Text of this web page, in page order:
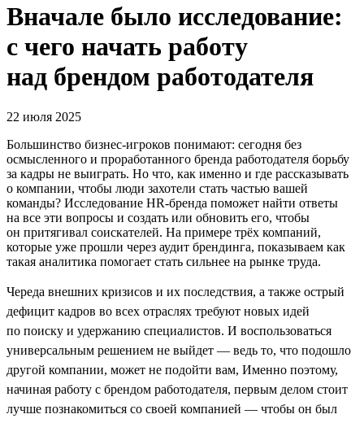
Вначале было исследование:
с чего начать работу
над брендом работодателя
22 июля 2025
Большинство бизнес-игроков понимают: сегодня без
осмысленного и проработанного бренда работодателя борьбу
за кадры не выиграть. Но что, как именно и где рассказывать
о компании, чтобы люди захотели стать частью вашей
команды? Исследование HR-бренда поможет найти ответы
на все эти вопросы и создать или обновить его, чтобы
он притягивал соискателей. На примере трёх компаний,
которые уже прошли через аудит брендинга, показываем как
такая аналитика помогает стать сильнее на рынке труда.
Череда внешних кризисов и их последствия, а также острый
дефицит кадров во всех отраслях требуют новых идей
по поиску и удержанию специалистов. И воспользоваться
универсальным решением не выйдет — ведь то, что подошло
другой компании, может не подойти вам, Именно поэтому,
начиная работу с брендом работодателя, первым делом стоит
лучше познакомиться со своей компанией — чтобы он был